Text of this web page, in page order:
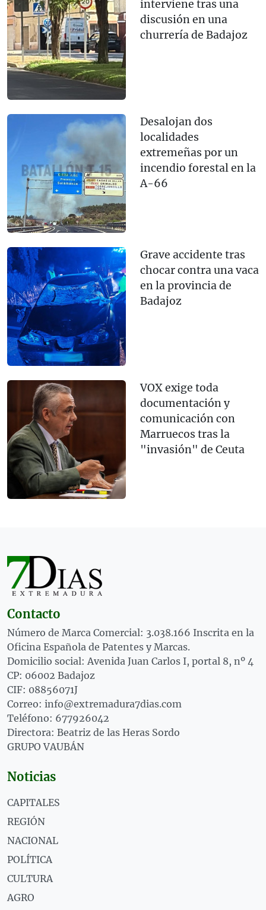
interviene tras una
discusión en una
churrería de Badajoz
Desalojan dos
localidades
extremeñas por un
incendio forestal en la
A-66
Grave accidente tras
chocar contra una vaca
en la provincia de
Badajoz
VOX exige toda
documentación y
comunicación con
Marruecos tras la
"invasión" de Ceuta
Contacto
Número de Marca Comercial: 3.038.166 Inscrita en la
Oficina Española de Patentes y Marcas.
Domicilio social: Avenida Juan Carlos I, portal 8, nº 4
CP: 06002 Badajoz
CIF: 08856071J
Correo: info@extremadura7dias.com
Teléfono: 677926042
Directora: Beatriz de las Heras Sordo
GRUPO VAUBÁN
Noticias
CAPITALES
REGIÓN
NACIONAL
POLÍTICA
CULTURA
AGRO